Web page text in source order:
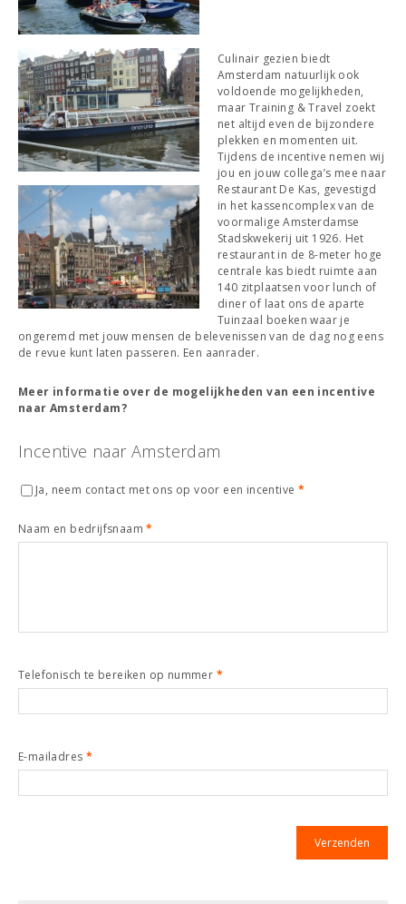
Culinair gezien biedt
Amsterdam natuurlijk ook
voldoende mogelijkheden,
maar Training & Travel zoekt
net altijd even de bijzondere
plekken en momenten uit.
Tijdens de incentive nemen wij
jou en jouw collega’s mee naar
Restaurant De Kas, gevestigd
in het kassencomplex van de
voormalige Amsterdamse
Stadskwekerij uit 1926. Het
restaurant in de 8-meter hoge
centrale kas biedt ruimte aan
140 zitplaatsen voor lunch of
diner of laat ons de aparte
Tuinzaal boeken waar je
ongeremd met jouw mensen de belevenissen van de dag nog eens
de revue kunt laten passeren. Een aanrader.
Meer informatie over de mogelijkheden van een incentive
naar Amsterdam?
Incentive naar Amsterdam
Ja, neem contact met ons op voor een incentive *
Naam en bedrijfsnaam*
Telefonisch te bereiken op nummer *
E-mailadres *